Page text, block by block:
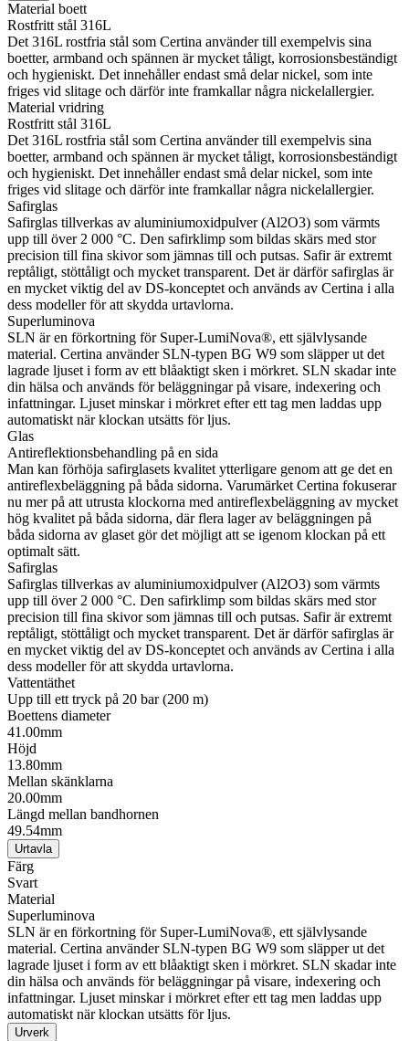
Material boett
Rostfritt stål 316L
Det 316L rostfria stål som Certina använder till exempelvis sina
boetter, armband och spännen är mycket tåligt, korrosionsbeständigt
och hygieniskt. Det innehåller endast små delar nickel, som inte
friges vid slitage och därför inte framkallar några nickelallergier.
Material vridring
Rostfritt stål 316L
Det 316L rostfria stål som Certina använder till exempelvis sina
boetter, armband och spännen är mycket tåligt, korrosionsbeständigt
och hygieniskt. Det innehåller endast små delar nickel, som inte
friges vid slitage och därför inte framkallar några nickelallergier.
Safirglas
Safirglas tillverkas av aluminiumoxidpulver (Al2O3) som värmts
upp till över 2 000 °C. Den safirklimp som bildas skärs med stor
precision till fina skivor som jämnas till och putsas. Safir är extremt
reptåligt, stöttåligt och mycket transparent. Det är därför safirglas är
en mycket viktig del av DS-konceptet och används av Certina i alla
dess modeller för att skydda urtavlorna.
Superluminova
SLN är en förkortning för Super-LumiNova®, ett självlysande
material. Certina använder SLN-typen BG W9 som släpper ut det
lagrade ljuset i form av ett blåaktigt sken i mörkret. SLN skadar inte
din hälsa och används för beläggningar på visare, indexering och
infattningar. Ljuset minskar i mörkret efter ett tag men laddas upp
automatiskt när klockan utsätts för ljus.
Glas
Antireflektionsbehandling på en sida
Man kan förhöja safirglasets kvalitet ytterligare genom att ge det en
antireflexbeläggning på båda sidorna. Varumärket Certina fokuserar
nu mer på att utrusta klockorna med antireflexbeläggning av mycket
hög kvalitet på båda sidorna, där flera lager av beläggningen på
båda sidorna av glaset gör det möjligt att se igenom klockan på ett
optimalt sätt.
Safirglas
Safirglas tillverkas av aluminiumoxidpulver (Al2O3) som värmts
upp till över 2 000 °C. Den safirklimp som bildas skärs med stor
precision till fina skivor som jämnas till och putsas. Safir är extremt
reptåligt, stöttåligt och mycket transparent. Det är därför safirglas är
en mycket viktig del av DS-konceptet och används av Certina i alla
dess modeller för att skydda urtavlorna.
Vattentäthet
Upp till ett tryck på 20 bar (200 m)
Boettens diameter
41.00mm
Höjd
13.80mm
Mellan skänklarna
20.00mm
Längd mellan bandhornen
49.54mm
Urtavla
Färg
Svart
Material
Superluminova
SLN är en förkortning för Super-LumiNova®, ett självlysande
material. Certina använder SLN-typen BG W9 som släpper ut det
lagrade ljuset i form av ett blåaktigt sken i mörkret. SLN skadar inte
din hälsa och används för beläggningar på visare, indexering och
infattningar. Ljuset minskar i mörkret efter ett tag men laddas upp
automatiskt när klockan utsätts för ljus.
Urverk